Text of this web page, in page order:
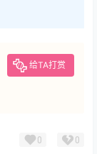
给TA打赏
0 0